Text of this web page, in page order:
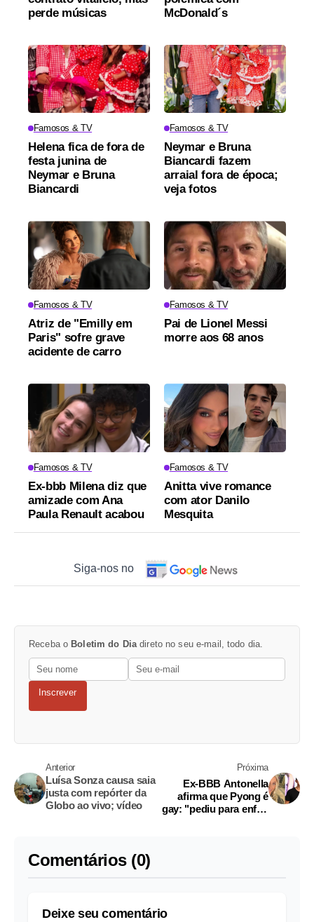
perde músicas
McDonald´s
Famosos & TV
Helena fica de fora de
festa junina de
Neymar e Bruna
Biancardi
Famosos & TV
Neymar e Bruna
Biancardi fazem
arraial fora de época;
veja fotos
Famosos & TV
Atriz de "Emilly em
Paris" sofre grave
acidente de carro
Famosos & TV
Pai de Lionel Messi
morre aos 68 anos
Famosos & TV
Ex-bbb Milena diz que
amizade com Ana
Paula Renault acabou
Famosos & TV
Anitta vive romance
com ator Danilo
Mesquita
Siga-nos no
Receba o Boletim do Diadireto no seu e-mail, todo dia.
Inscrever
Anterior
Luísa Sonza causa saia
justa com repórter da
Globo ao vivo; vídeo
Próxima
Ex-BBB Antonella
afirma que Pyong é
gay: "pediu para enfiar
Comentários (0)
Deixe seu comentário